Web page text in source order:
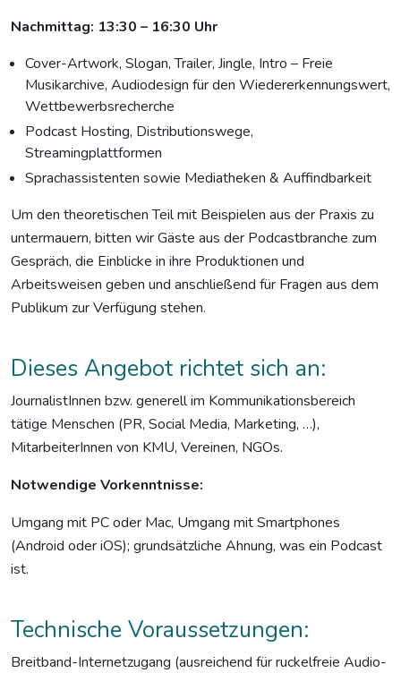
Nachmittag: 13:30 – 16:30 Uhr
Cover-Artwork, Slogan, Trailer, Jingle, Intro – Freie
Musikarchive, Audiodesign für den Wiedererkennungswert,
Wettbewerbsrecherche
Podcast Hosting, Distributionswege,
Streamingplattformen
Sprachassistenten sowie Mediatheken & Auffindbarkeit
Um den theoretischen Teil mit Beispielen aus der Praxis zu
untermauern, bitten wir Gäste aus der Podcastbranche zum
Gespräch, die Einblicke in ihre Produktionen und
Arbeitsweisen geben und anschließend für Fragen aus dem
Publikum zur Verfügung stehen.
Dieses Angebot richtet sich an:
JournalistInnen bzw. generell im Kommunikationsbereich
tätige Menschen (PR, Social Media, Marketing, …),
MitarbeiterInnen von KMU, Vereinen, NGOs.
Notwendige Vorkenntnisse:
Umgang mit PC oder Mac, Umgang mit Smartphones
(Android oder iOS); grundsätzliche Ahnung, was ein Podcast
ist.
Technische Voraussetzungen:
Breitband-Internetzugang (ausreichend für ruckelfreie Audio-